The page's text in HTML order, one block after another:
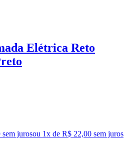
Elétrica Reto
jurosou 1x de R$ 22,00 sem juros